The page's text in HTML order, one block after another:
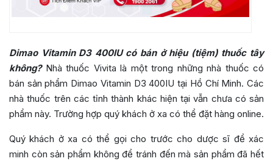
Dimao Vitamin D3 400IU có bán ở hiệu (tiệm) thuốc tây
không?Nhà thuốc Vivita là một trong những nhà thuốc có
bán sản phẩm Dimao Vitamin D3 400IU tại Hồ Chí Minh. Các
nhà thuốc trên các tỉnh thành khác hiện tại vẫn chưa có sản
phẩm này. Trường hợp quý khách ở xa có thể đặt hàng online.
Quý khách ở xa có thể gọi cho trước cho dược sĩ để xác
minh còn sản phẩm không để tránh đến mà sản phẩm đã hết